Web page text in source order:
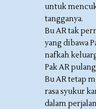
untuk
tangganya.
Bu AR tak
yang dibawa
nafkah
Pak AR
Bu AR tetap
rasa syukur
dalam